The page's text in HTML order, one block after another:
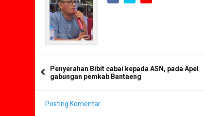
Penyerahan Bibit cabai kepada ASN, pada Apel
gabungan pemkab Bantaeng
Posting Komentar